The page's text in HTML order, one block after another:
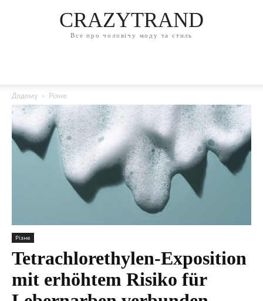
CRAZYTRAND
Все про чоловічу моду та стиль
Додому Різне
Різне
Tetrachlorethylen-Exposition
mit erhöhtem Risiko für